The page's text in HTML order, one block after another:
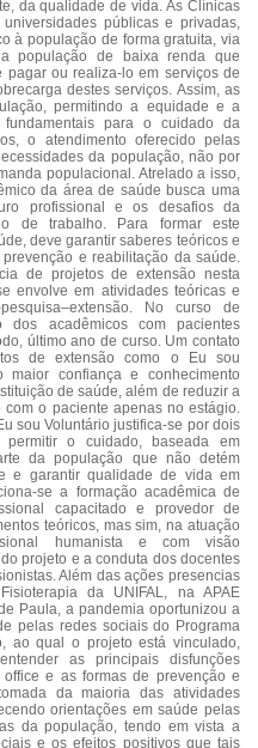
da qualidade de vida. As Clínicas
públicas e privadas,
à população de forma gratuita, via
população de baixa renda que
ou realiza-lo em serviços de
destes serviços. Assim, as
permitindo a equidade e a
para o cuidado da
o atendimento oferecido pelas
da população, não por
populacional. Atrelado a isso,
da área de saúde busca uma
profissional e os desafios da
de trabalho. Para formar este
deve garantir saberes teóricos e
e reabilitação da saúde.
de projetos de extensão nesta
envolve em atividades teóricas e
No curso de
dos acadêmicos com pacientes
último ano de curso. Um contato
de extensão como o Eu sou
confiança e conhecimento
de saúde, além de reduzir a
o paciente apenas no estágio.
sou Voluntário justifica-se por dois
o cuidado, baseada em
da população que não detém
e garantir qualidade de vida em
se a formação acadêmica de
capacitado e provedor de
teóricos, mas sim, na atuação
humanista e com visão
projeto e a conduta dos docentes
Além das ações presencias
da UNIFAL, na APAE
Paula, a pandemia oportunizou a
pelas redes sociais do Programa
ao qual o projeto está vinculado,
as principais disfunções
e as formas de prevenção e
da maioria das atividades
orientações em saúde pelas
da população, tendo em vista a
e os efeitos positivos que tais